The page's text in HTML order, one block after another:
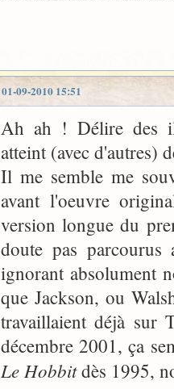
01-09-2010 15:51
Ah ah ! Délire des
atteint (avec d'autres)
Il me semble me
avant l'oeuvre
version longue du
doute pas
ignorant absolument
que Jackson, ou
travaillaient déjà sur
décembre 2001, ça
Le Hobbitdès 1995,